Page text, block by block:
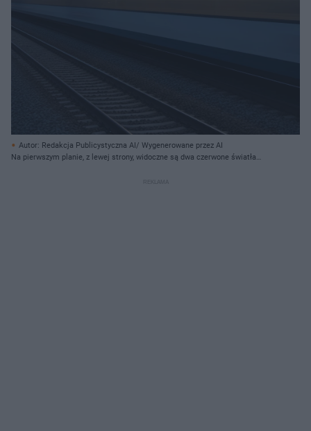
Autor: Redakcja Publicystyczna AI/ Wygenerowane przez AI
Na pierwszym planie, z lewej strony, widoczne są dwa czerwone światła
planie, po prawej stronie, rozciąga się pociąg o metalicznym, srebrzysto-